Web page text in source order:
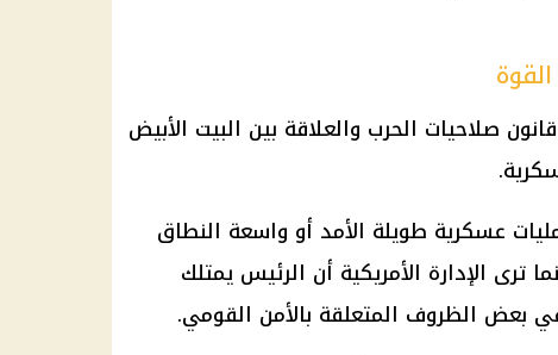
صلاحيات الحرب والعلاقة بين البيت الأبيض
عسكرية طويلة الأمد أو واسعة النطاق
ترى الإدارة الأمريكية أن الرئيس يمتلك
بعض الظروف المتعلقة بالأمن القومي.